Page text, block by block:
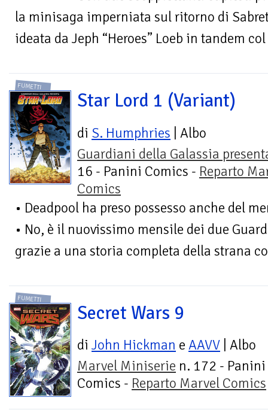
la minisaga imperniata sul ritorno di
ideata da Jeph “Heroes” Loeb in tandem
FUMETTI
Star Lord 1 (Variant)
di S. Humphries | Albo
Guardiani della Galassia
16 - Panini Comics - Reparto
Comics
• Deadpool ha preso possesso anche del
• No, è il nuovissimo mensile dei due
grazie a una storia completa della strana
FUMETTI
Secret Wars 9
di John Hickman e AAVV | Albo
Marvel Miniserie n. 172 - Panini
Comics - Reparto Marvel Comics